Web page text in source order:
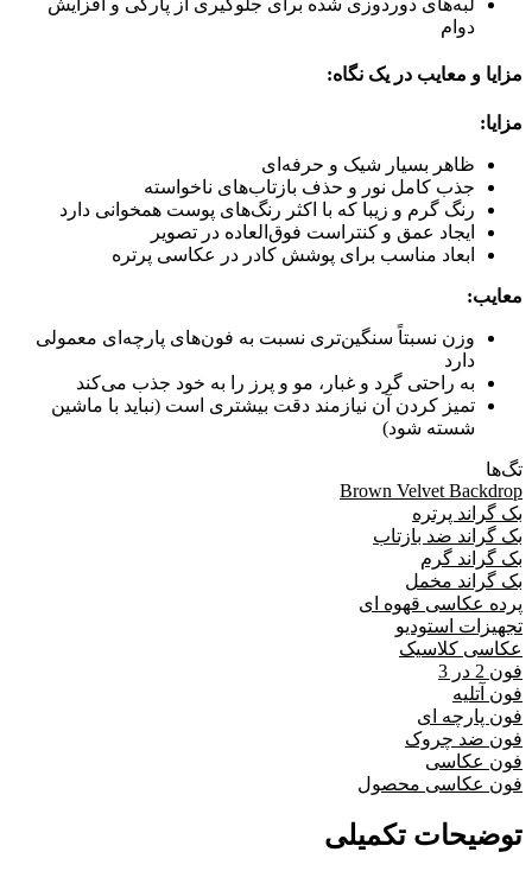
لبه‌های دوردوزی شده برای جلوگیری از پارگی و افزایش
دوام
مزایا و معایب در یک نگاه:
مزایا:
ظاهر بسیار شیک و حرفه‌ای
جذب کامل نور و حذف بازتاب‌های ناخواسته
رنگ گرم و زیبا که با اکثر رنگ‌های پوست همخوانی دارد
ایجاد عمق و کنتراست فوق‌العاده در تصویر
ابعاد مناسب برای پوشش کادر در عکاسی پرتره
معایب:
وزن نسبتاً سنگین‌تری نسبت به فون‌های پارچه‌ای معمولی
دارد
به راحتی گرد و غبار، مو و پرز را به خود جذب می‌کند
تمیز کردن آن نیازمند دقت بیشتری است (نباید با ماشین
شسته شود)
تگ‌ها
Brown Velvet Backdrop
بک گراند پرتره
بک گراند ضد بازتاب
بک گراند گرم
بک گراند مخمل
پرده عکاسی قهوه ای
تجهیزات استودیو
عکاسی کلاسیک
فون 2 در 3
فون آتلیه
فون پارچه ای
فون ضد چروک
فون عکاسی
فون عکاسی محصول
توضیحات تکمیلی